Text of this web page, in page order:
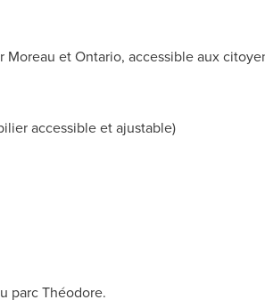
Moreau etOntario, accessible aux
accessible et ajustable)
parc Théodore.